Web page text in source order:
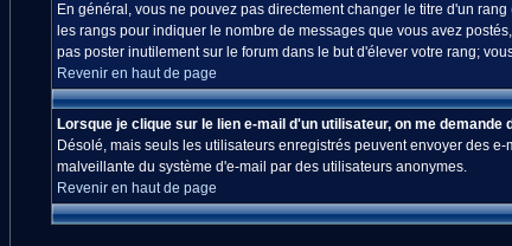
En général, vous ne pouvez pas directement changer le titre d'un
les rangs pour indiquer le nombre de messages que vous avez
pas poster inutilement sur le forum dans le but d'élever votre rang;
Revenir en haut de page
Lorsque je clique sur le lien e-mail d'un utilisateur, on me demande
Désolé, mais seuls les utilisateurs enregistrés peuvent envoyer des
malveillante du système d'e-mail par des utilisateurs anonymes.
Revenir en haut de page